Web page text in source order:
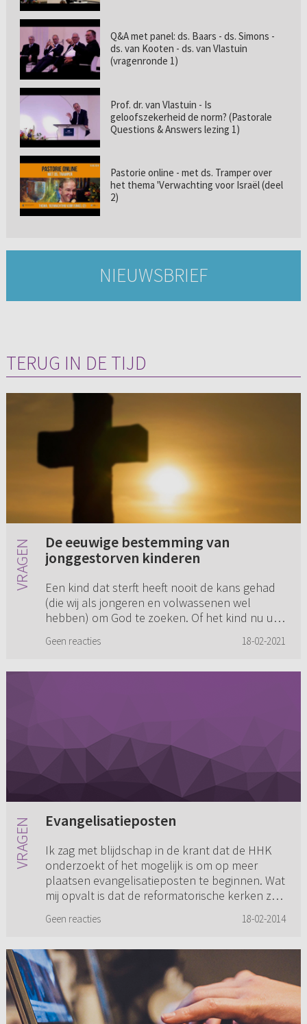
Q&A met panel: ds. Baars - ds. Simons -
ds. van Kooten - ds. van Vlastuin
(vragenronde 1)
Prof. dr. van Vlastuin - Is
geloofszekerheid de norm? (Pastorale
Questions & Answers lezing 1)
Pastorie online - met ds. Tramper over
het thema 'Verwachting voor Israël (deel
2)
NIEUWSBRIEF
TERUG IN DE TIJD
De eeuwige bestemming van
jonggestorven kinderen
Een kind dat sterft heeft nooit de kans gehad
(die wij als jongeren en volwassenen wel
hebben) om God te zoeken. Of het kind nu uit
kan gewoon niet...
Geen reacties 18-02-2021
Evangelisatieposten
Ik zag met blijdschap in de krant dat de HHK
onderzoekt of het mogelijk is om op meer
plaatsen evangelisatieposten te beginnen. Wat
mij opvalt is dat de reformatorische kerken zo
Geen reacties 18-02-2014